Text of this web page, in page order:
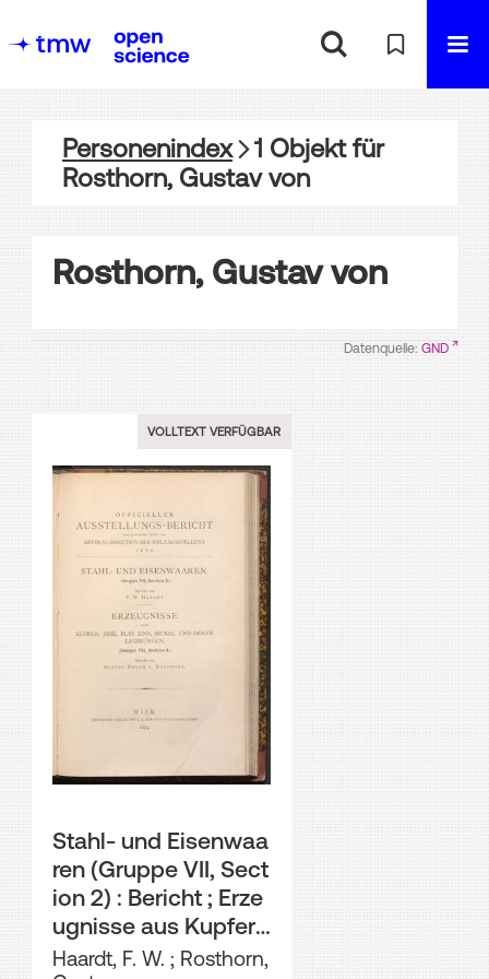
Personenindex 1 Objektfür
Rosthorn, Gustav von
Rosthorn, Gustav von
Datenquelle: GND
VOLLTEXT VERFÜGBAR
Stahl- und Eisenwaa
ren (Gruppe VII, Sect
ion 2) : Bericht ; Erze
ugnisse aus Kupfer,
Zink, Blei, Zinn, Nick
Haardt, F. W. ; Rosthorn,